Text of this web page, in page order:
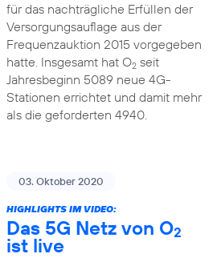
für das nachträgliche Erfüllen der
Versorgungsauflage aus der
Frequenzauktion 2015 vorgegeben
hatte. Insgesamt hat O2seit
Jahresbeginn 5089 neue 4G-
Stationen errichtet und damit mehr
als die geforderten 4940.
03. Oktober 2020
HIGHLIGHTS IM VIDEO:
Das 5G Netz von O2
ist live